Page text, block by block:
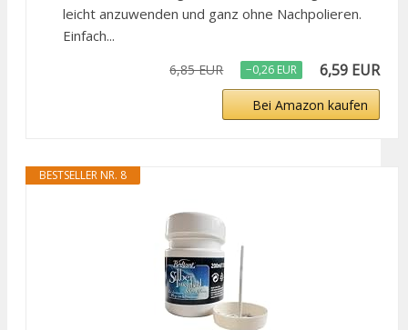
leicht anzuwenden und ganz ohne Nachpolieren.
Einfach...
6,85 EUR −0,26 EUR 6,59 EUR
Bei Amazon kaufen
BESTSELLER NR. 8